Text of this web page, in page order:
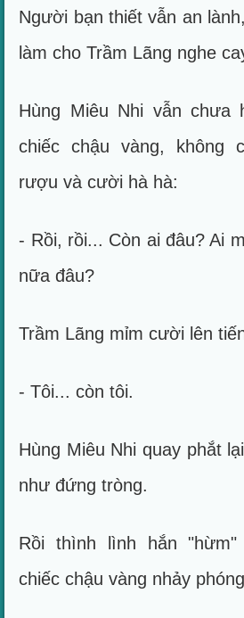
Người bạn thiết vẫn an
làm cho Trầm Lãng nghe
Hùng Miêu Nhi vẫn chưa
chiếc chậu vàng, không
rượu và cười hà hà:
- Rồi, rồi... Còn ai đâu? Ai
nữa đâu?
Trầm Lãng mỉm cười lên
- Tôi... còn tôi.
Hùng Miêu Nhi quay phắt
như đứng tròng.
Rồi thình lình hắn
chiếc chậu vàng nhảy